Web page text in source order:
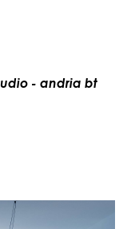
- andria bt